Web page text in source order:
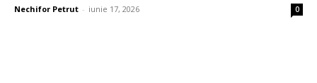
Nechifor Petrut - iunie 17, 2026 0